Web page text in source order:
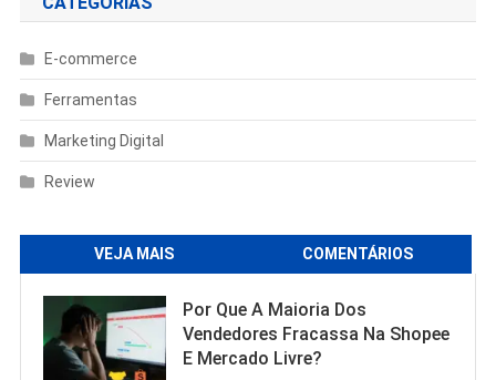
E-commerce
Ferramentas
Marketing Digital
Review
VEJA MAIS COMENTÁRIOS
Por Que A Maioria Dos
Vendedores Fracassa Na Shopee
E Mercado Livre?